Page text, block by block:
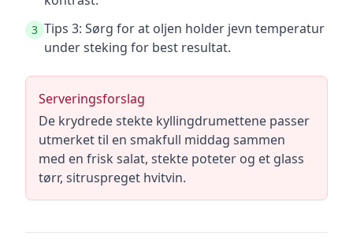
3 Tips 3: Sørg for at oljen holder jevn temperatur
under steking for best resultat.
Serveringsforslag
De krydrede stekte kyllingdrumettene passer
utmerket til en smakfull middag sammen
med en frisk salat, stekte poteter og et glass
tørr, sitruspreget hvitvin.